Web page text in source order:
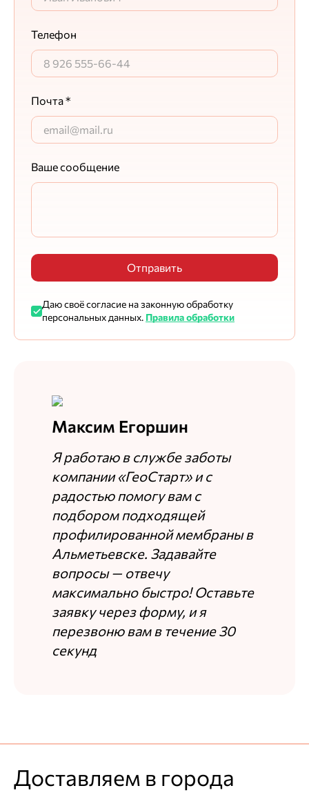
Упаковано хорошо. Доставили без
повреждений. На внешний вид - плотный
(существенно отличается от аналогов других
производителей). Куплен для подготовки
бетонного пола в подвале гаража
Максим Егоршин
Цена
Качество
Достоинства
материал крепкий
Комментарий
хорошее качество
Максим Егоршин
Ответ службы заботы
Признательны за добрые слова, стараемся держать
Дмитрий Е.
13.11.2024
Цена
Качество
Общая оценка
Комментарий
Плотность минимальная. 40м2 весят килограмм
Телефон
Почта *
Ваше сообщение
Отправить
Даю своё согласие на законную обработку
персональных данных. Правила обработки
Максим Егоршин
Я работаю в службе заботы
компании «ГеоСтарт» и с
радостью помогу вам с
подбором подходящей
профилированной мембраны в
Альметьевске. Задавайте
вопросы — отвечу
максимально быстро! Оставьте
заявку через форму, и я
перезвоню вам в течение 30
секунд
Доставляем в города